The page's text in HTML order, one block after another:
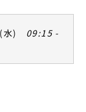
(水) 09:15 -